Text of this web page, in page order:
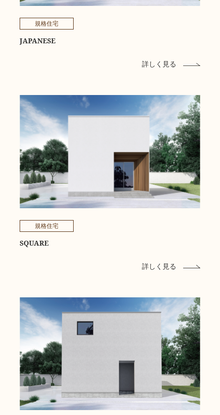
規格住宅
JAPANESE
詳しく見る
規格住宅
SQUARE
詳しく見る